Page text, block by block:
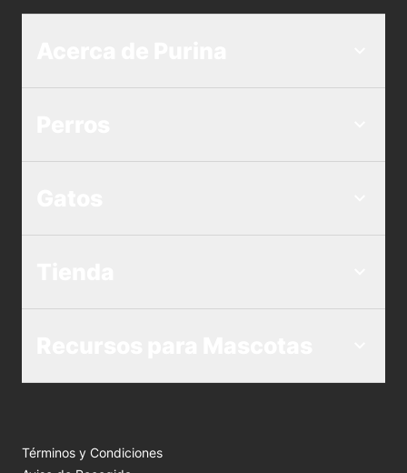
Términos y Condiciones